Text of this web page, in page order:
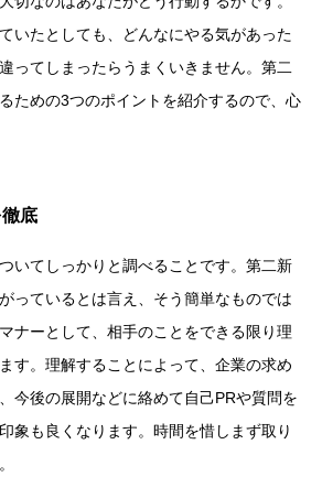
いたとしても、どんなにやる気があった
ってしまったらうまくいきません。第二
ための3つのポイントを紹介するので、心
底
いてしっかりと調べることです。第二新
っているとは言え、そう簡単なものでは
ナーとして、相手のことをできる限り理
す。理解することによって、企業の求め
今後の展開などに絡めて自己PRや質問を
象も良くなります。時間を惜しまず取り